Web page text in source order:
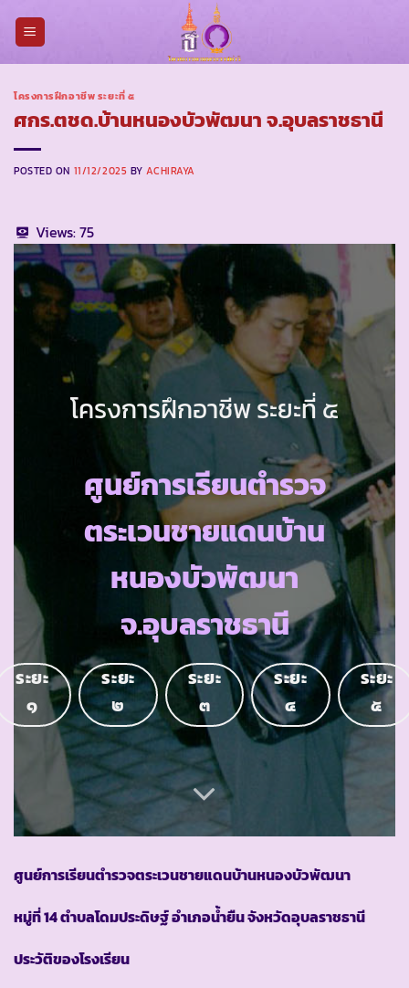
โครงการฝึกอาชีพ ระยะที่ ๕
ศกร.ตชด.บ้านหนองบัวพัฒนา จ.อุบลราชธานี
POSTED ON 11/12/2025 BYACHIRAYA
Views:75
โครงการฝึกอาชีพ ระยะที่ ๕
ศูนย์การเรียนตำรวจ
ตระเวนชายแดนบ้าน
หนองบัวพัฒนา
จ.อุบลราชธานี
ระยะ
๑
ระยะ
๒
ระยะ
๓
ระยะ
๔
ระยะ
๕
ศูนย์การเรียนตำรวจตระเวนชายแดนบ้านหนองบัวพัฒนา
หมู่ที่ 14 ตำบลโดมประดิษฐ์ อำเภอน้ำยืน จังหวัดอุบลราชธานี
ประวัติของโรงเรียน